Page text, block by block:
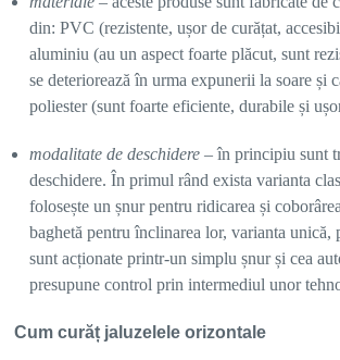
din: PVC (rezistente, ușor de curățat,
aluminiu (au un aspect foarte plăcut, sunt
se deteriorează în urma expunerii la soare și
poliester (sunt foarte eficiente, durabile și
modalitate de deschidere – în principiu sunt
deschidere. În primul rând exista varianta
folosește un șnur pentru ridicarea și
baghetă pentru înclinarea lor, varianta unică,
sunt acționate printr-un simplu șnur și cea
presupune control prin intermediul unor
Cum curăț jaluzelele orizontale